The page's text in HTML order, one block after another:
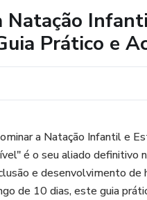
Natação
Prático e
a Natação Infantil e
é o seu aliado definitivo
e desenvolvimento
de 10 dias, este guia